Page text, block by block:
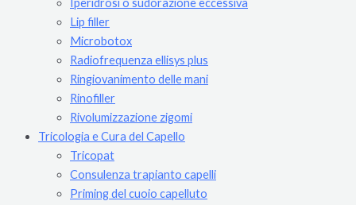
Iperidrosi o sudorazione eccessiva
Lip filler
Microbotox
Radiofrequenza ellisys plus
Ringiovanimento delle mani
Rinofiller
Rivolumizzazione zigomi
Tricologia e Cura del Capello
Tricopat
Consulenza trapianto capelli
Priming del cuoio capelluto